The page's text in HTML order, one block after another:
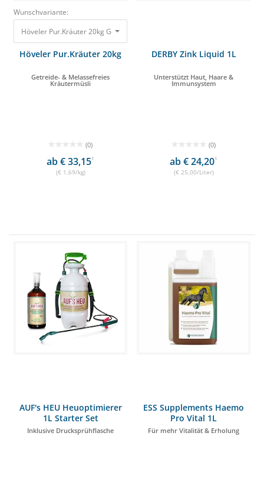
Wunschvariante:
Höveler Pur.Kräuter 20kg Getreide- & Melassefreies Kräutermüsli 33,80 €
Höveler Pur.Kräuter 20kg
Getreide- & Melassefreies
Kräutermüsli
(0)
ab € 33,151
(€ 1,69/kg)
DERBY Zink Liquid 1L
Unterstützt Haut, Haare &
Immunsystem
(0)
ab € 24,201
(€ 25,00/Liter)
AUF's HEU Heuoptimierer
1L Starter Set
Inklusive Drucksprühflasche
ESS Supplements Haemo
Pro Vital 1L
Für mehr Vitalität & Erholung